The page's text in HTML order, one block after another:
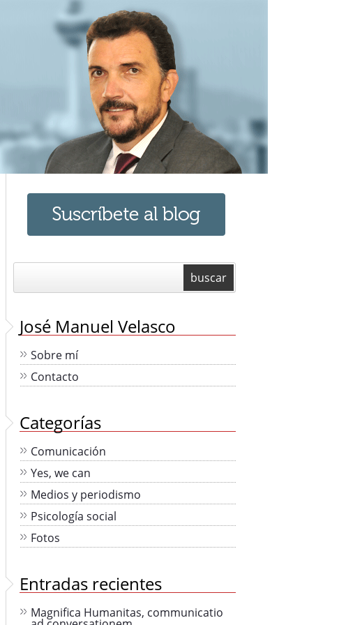
José Manuel Velasco
Sobre mí
Contacto
Categorías
Comunicación
Yes, we can
Medios y periodismo
Psicología social
Fotos
Entradas recientes
Magnifica Humanitas, communicatio